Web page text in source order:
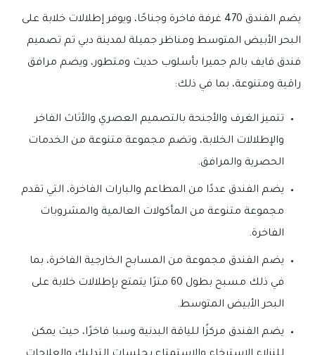
يضم الفندق 470 غرفة فاخرة وجناحًا، ويوفر إطلالات خلابة على
البحر الأبيض المتوسط ومناظر جميلة لمدينة دبي تم تصميم
فندق فايف بالم جميرا بأسلوب حديث ومتطور، ويضم مرافق
راقية ومتنوعة، بما في ذلك:
تتميز الغرف والأجنحة بالتصميم العصري والأثاث الفاخر
والإطلالات الخلابة، وتضم مجموعة متنوعة من الخدمات
الحصرية والمرافق.
يضم الفندق عددًا من المطاعم والبارات الفاخرة، التي تقدم
مجموعة متنوعة من المأكولات العالمية والمشروبات
الفاخرة.
يضم الفندق مجموعة من المسابح الخارجية الفاخرة، بما
في ذلك مسبح بطول 60 مترًا يتمتع بإطلالات خلابة على
البحر الأبيض المتوسط.
يضم الفندق مركزًا للياقة البدنية وسبا فاخرًا، حيث يمكن